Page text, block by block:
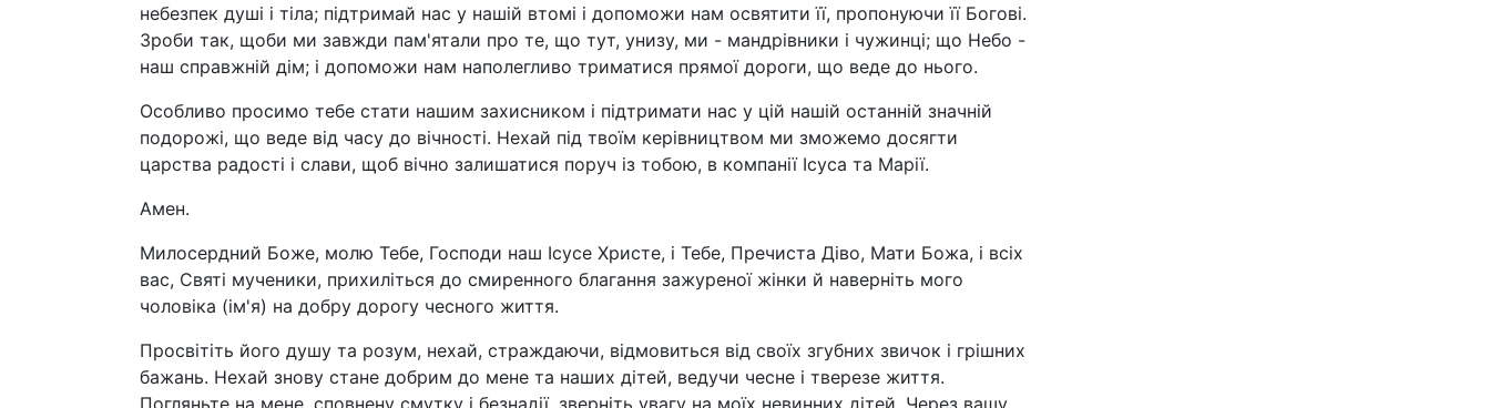
небезпек душі і тіла; підтримай нас у нашій втомі і допоможи нам освятити її, пропонуючи її Богові.
Зроби так, щоби ми завжди пам'ятали про те, що тут, унизу, ми - мандрівники і чужинці; що Небо -
наш справжній дім; і допоможи нам наполегливо триматися прямої дороги, що веде до нього.
Особливо просимо тебе стати нашим захисником і підтримати нас у цій нашій останній значній
подорожі, що веде від часу до вічності. Нехай під твоїм керівництвом ми зможемо досягти
царства радості і слави, щоб вічно залишатися поруч із тобою, в компанії Ісуса та Марії.
Амен.
Милосердний Боже, молю Тебе, Господи наш Ісусе Христе, і Тебе, Пречиста Діво, Мати Божа, і всіх
вас, Святі мученики, прихиліться до смиренного благання зажуреної жінки й наверніть мого
чоловіка (ім'я) на добру дорогу чесного життя.
Просвітіть його душу та розум, нехай, страждаючи, відмовиться від своїх згубних звичок і грішних
бажань. Нехай знову стане добрим до мене та наших дітей, ведучи чесне і тверезе життя.
Погляньте на мене, сповнену смутку і безнадії, зверніть увагу на моїх невинних дітей. Через вашу